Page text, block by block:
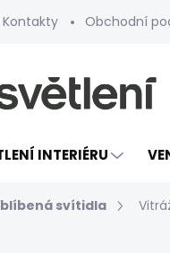
Kontakty Obchodní
INTERIÉRU
svítidla